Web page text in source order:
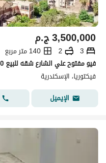
ج.م3,500,000
3
2
140 متر مربع
فيو مفتوح علي الشارع شقه للبيع 140 م فيكتوريا
فيكتوريا، الإسكندرية
الإيميل